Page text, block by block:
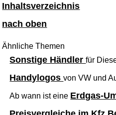
Inhaltsverzeichnis
nach oben
Ähnliche Themen
Sonstige Händlerfür
Handylogosvon VW und
Ab wann ist eine Erdgas-